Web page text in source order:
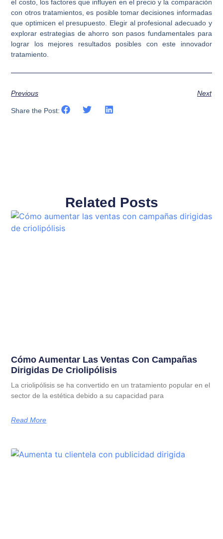
el costo, los factores que influyen en el precio y la comparación
con otros tratamientos, es posible tomar decisiones informadas
que optimicen el presupuesto. Elegir al profesional adecuado y
explorar estrategias de ahorro son pasos fundamentales para
lograr los mejores resultados posibles con este innovador
tratamiento.
Previous Next
Share the Post:
Related Posts
Cómo Aumentar Las Ventas Con Campañas
Dirigidas De Criolipólisis
La criolipólisis se ha convertido en un tratamiento popular en el
sector de la estética debido a su capacidad para
Read More